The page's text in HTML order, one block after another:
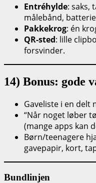
Entréhylde: saks,
målebånd,
Pakkekrog: én
QR-sted: lille
forsvinder.
14) Bonus: gode
Gaveliste i en delt
“Når noget løber
(mange apps kan
Børn/teenagere
gavepapir, kort,
Bundlinjen